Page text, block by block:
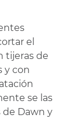
el
tijeras de
y con
se las
Dawn y